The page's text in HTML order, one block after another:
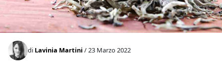
di Lavinia Martini / 23 Marzo 2022